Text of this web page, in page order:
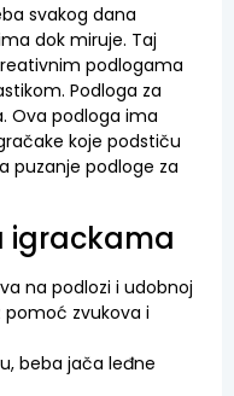
svakog dana
dok miruje. Taj
podlogama
Podloga za
Ova podloga ima
koje podstiču
puzanje podloge za
igrackama
na podlozi i udobnoj
pomoć zvukova i
beba jača leđne